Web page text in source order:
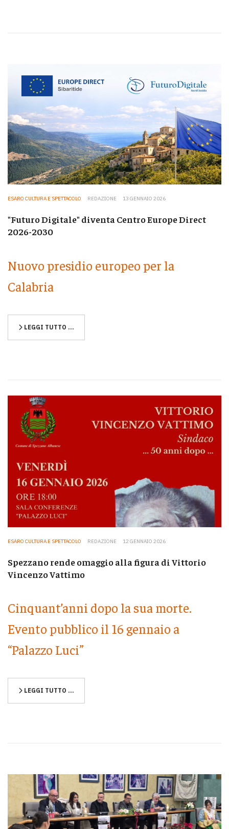
ESARO CULTURA E SPETTACOLO REDAZIONE 13 GENNAIO 2026
"Futuro Digitale" diventa Centro Europe Direct
2026-2030
Nuovo presidio europeo per la
Calabria
LEGGI TUTTO …
ESARO CULTURA E SPETTACOLO REDAZIONE 12 GENNAIO 2026
Spezzano rende omaggio alla figura di Vittorio
Vincenzo Vattimo
Cinquant’anni dopo la sua morte.
Evento pubblico il 16 gennaio a
“Palazzo Luci”
LEGGI TUTTO …